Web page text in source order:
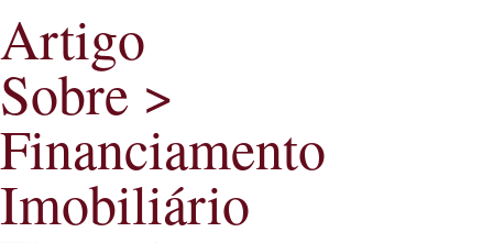
Artigo
Sobre >
Financiamento
Imobiliário